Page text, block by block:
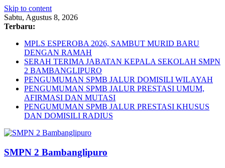
Skip to content
Sabtu, Agustus 8, 2026
Terbaru:
MPLS ESPEROBA 2026, SAMBUT MURID BARU
DENGAN RAMAH
SERAH TERIMA JABATAN KEPALA SEKOLAH SMPN
2 BAMBANGLIPURO
PENGUMUMAN SPMB JALUR DOMISILI WILAYAH
PENGUMUMAN SPMB JALUR PRESTASI UMUM,
AFIRMASI DAN MUTASI
PENGUMUMAN SPMB JALUR PRESTASI KHUSUS
DAN DOMISILI RADIUS
SMPN 2 Bambanglipuro